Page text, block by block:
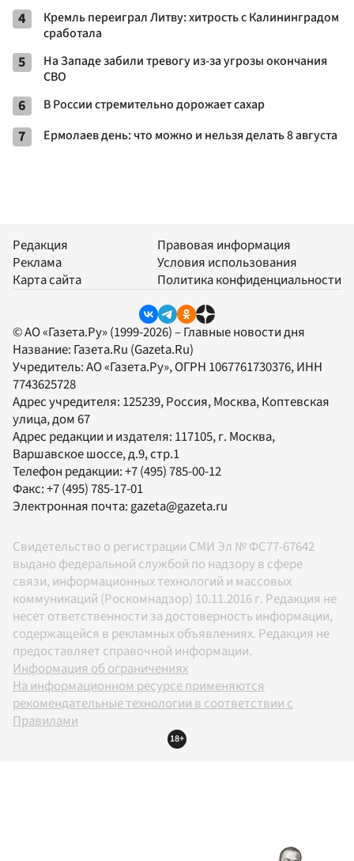
4
Кремль переиграл Литву: хитрость с Калининградом
сработала
5
На Западе забили тревогу из-за угрозы окончания
СВО
6 В России стремительно дорожает сахар
7 Ермолаев день: что можно и нельзя делать 8 августа
Редакция
Реклама
Карта сайта
Правовая информация
Условия использования
Политика конфиденциальности
© АО «Газета.Ру» (1999-2026) – Главные новости дня
Название: Газета.Ru (Gazeta.Ru)
Учредитель:АО «Газета.Ру», ОГРН 1067761730376, ИНН
7743625728
Адрес учредителя: 125239, Россия, Москва, Коптевская
улица, дом 67
Адрес редакции и издателя: 117105, г. Москва,
Варшавское шоссе, д.9, стр.1
Телефон редакции:+7 (495) 785-00-12
Факс:+7 (495) 785-17-01
Электронная почта:gazeta@gazeta.ru
Свидетельство о регистрации СМИ Эл № ФС77-67642
выдано федеральной службой по надзору в сфере
связи, информационных технологий и массовых
коммуникаций (Роскомнадзор) 10.11.2016 г. Редакция не
несет ответственности за достоверность информации,
содержащейся в рекламных объявлениях. Редакция не
предоставляет справочной информации.
Информация об ограничениях
На информационном ресурсе применяются
рекомендательные технологии в соответствии с
Правилами
18+